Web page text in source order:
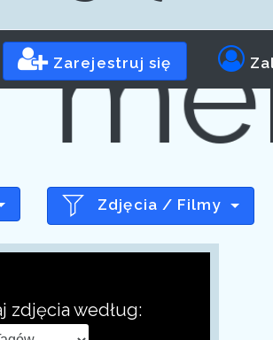
Zarejestruj się
Zdjęcia / Filmy
zdjęcia według: